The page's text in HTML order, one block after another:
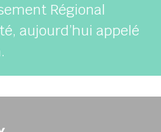
Régional
aujourd’hui appelé